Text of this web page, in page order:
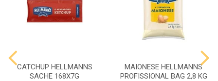
CATCHUP HELLMANNS
SACHE 168X7G
MAIONESE HELLMANNS
PROFISSIONAL BAG 2,8 KG